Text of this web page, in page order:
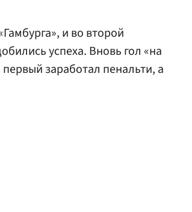
и во второй
успеха. Вновь гол «на
заработал пенальти, а